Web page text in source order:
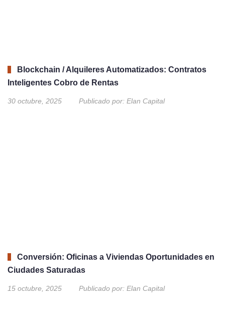
Blockchain / Alquileres Automatizados: Contratos
Inteligentes Cobro de Rentas
30 octubre, 2025 Publicado por: Elan Capital
Conversión: Oficinas a Viviendas Oportunidades en
Ciudades Saturadas
15 octubre, 2025 Publicado por: Elan Capital